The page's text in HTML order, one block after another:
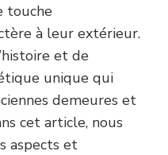
touche
à leur extérieur.
et de
unique qui
demeures et
cet article, nous
aspects et